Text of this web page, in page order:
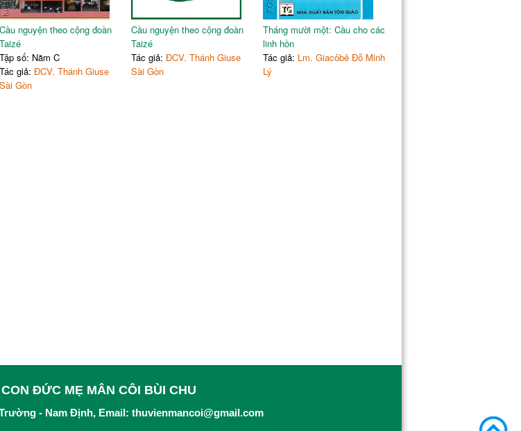
Cầu nguyện theo cộng đoàn
Taizé
Tập số: Năm C
Tác giả: ĐCV. Thánh Giuse
Sài Gòn
Cầu nguyện theo cộng đoàn
Taizé
Tác giả: ĐCV. Thánh Giuse
Sài Gòn
Tháng mười một: Cầu cho các
linh hồn
Tác giả: Lm. Giacôbê Đỗ Minh
Lý
ĐỨC MẸ MÂN CÔI BÙI CHU
- Nam Định, Email: thuvienmancoi@gmail.com